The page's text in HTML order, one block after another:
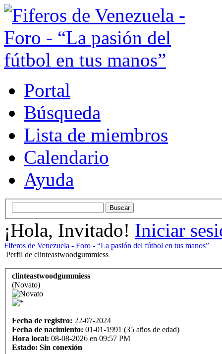
Portal
Búsqueda
Lista de miembros
Calendario
Ayuda
¡Hola, Invitado! Iniciar
Fiferos de Venezuela - Foro - “La pasión del fútbol en tus manos”
Perfil de clinteastwoodgummiess
clinteastwoodgummiess
(Novato)
Fecha de registro: 22-07-2024
Fecha de nacimiento: 01-01-1991 (35 años de edad)
Hora local: 08-08-2026 en 09:57 PM
Estado: Sin conexión